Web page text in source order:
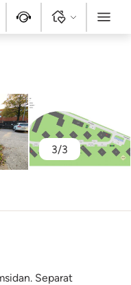
Kontakt Logga in Meny
3/3
Separat